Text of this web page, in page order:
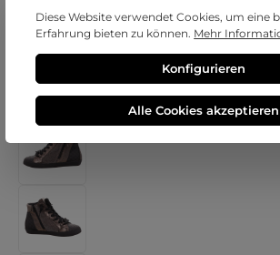
Diese Website verwendet Cookies, um eine
Erfahrung bieten zu können. Mehr
Konfigurieren
Alle Cookies akzeptieren